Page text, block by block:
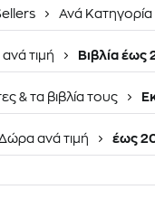
Ανά Κατηγορία
ανά τιμή Βιβλία έως
& τα βιβλία τους
ανά τιμή έως